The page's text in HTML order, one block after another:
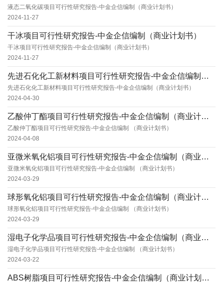
液态二氧化碳项目可行性研究报告-中金企信编制（商业计划书）
2024-11-27
干冰项目可行性研究报告-中金企信编制（商业计划书）
干冰项目可行性研究报告-中金企信编制（商业计划书）
2024-11-27
先进石化化工新材料项目可行性研究报告-中金企信编制（商业计划书）
先进石化化工新材料项目可行性研究报告-中金企信编制（商业计划书）
2024-04-30
乙酸仲丁酯项目可行性研究报告-中金企信编制（商业计划书）
乙酸仲丁酯项目可行性研究报告-中金企信编制 （商业计划书）
2024-04-08
亚微米氧化铝项目可行性研究报告-中金企信编制（商业计划书）
亚微米氧化铝项目可行性研究报告-中金企信编制 （商业计划书）
2024-03-29
球形氧化铝项目可行性研究报告-中金企信编制（商业计划书）
球形氧化铝项目可行性研究报告-中金企信编制 （商业计划书）
2024-03-29
湿电子化学品项目可行性研究报告-中金企信编制（商业计划书）
湿电子化学品项目可行性研究报告-中金企信编制 （商业计划书）
2024-03-22
ABS树脂项目可行性研究报告-中金企信编制（商业计划书）